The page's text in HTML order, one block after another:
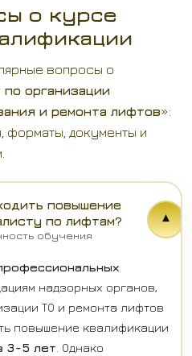
о курсе
вопросы о
организации
и ремонта лифтов»:
форматы, документы и
повышение
по лифтам?
обучения
▾
надзорных органов,
ТО и ремонта лифтов
повышение квалификации
3-5 лет. Однако